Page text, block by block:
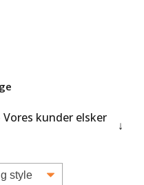
Vores kunder elsker